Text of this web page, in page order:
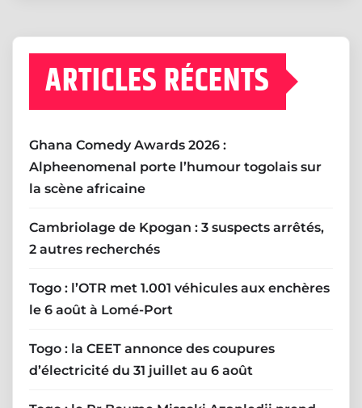
ARTICLES RÉCENTS
Ghana Comedy Awards 2026 :
Alpheenomenal porte l’humour togolais sur
la scène africaine
Cambriolage de Kpogan : 3 suspects arrêtés,
2 autres recherchés
Togo : l’OTR met 1.001 véhicules aux enchères
le 6 août à Lomé-Port
Togo : la CEET annonce des coupures
d’électricité du 31 juillet au 6 août